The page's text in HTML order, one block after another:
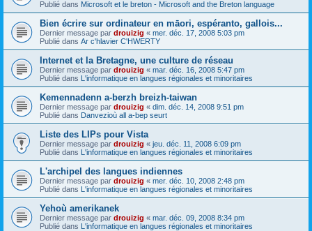
Publié dans Microsoft et le breton - Microsoft and the Breton language
Bien écrire sur ordinateur en māori, espéranto, gallois...
Dernier message par drouizig « mer. déc. 17, 2008 5:03 pm
Publié dans Ar c'hlavier C'HWERTY
Internet et la Bretagne, une culture de réseau
Dernier message par drouizig « mar. déc. 16, 2008 5:47 pm
Publié dans L'informatique en langues régionales et minoritaires
Kemennadenn a-berzh breizh-taiwan
Dernier message par drouizig « dim. déc. 14, 2008 9:51 pm
Publié dans Danvezioù all a-bep seurt
Liste des LIPs pour Vista
Dernier message par drouizig « jeu. déc. 11, 2008 6:09 pm
Publié dans L'informatique en langues régionales et minoritaires
L'archipel des langues indiennes
Dernier message par drouizig « mer. déc. 10, 2008 2:48 pm
Publié dans L'informatique en langues régionales et minoritaires
Yehoù amerikanek
Dernier message par drouizig « mar. déc. 09, 2008 8:34 pm
Publié dans L'informatique en langues régionales et minoritaires